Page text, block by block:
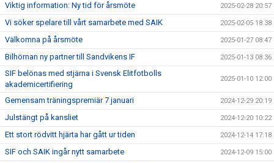
Viktig information: Ny tid för årsmöte 2025-02-28 20:57
Vi söker spelare till vårt samarbete med SAIK 2025-02-05 18:38
Välkomna på årsmöte 2025-01-27 08:47
Bilhörnan ny partner till Sandvikens IF 2025-01-13 08:36
SIF belönas med stjärna i Svensk Elitfotbolls
akademicertifiering
2025-01-10 12:00
Gemensam träningspremiär 7 januari 2024-12-29 20:19
Julstängt på kansliet 2024-12-20 10:22
Ett stort rödvitt hjärta har gått ur tiden 2024-12-14 17:18
SIF och SAIK ingår nytt samarbete 2024-12-09 15:00